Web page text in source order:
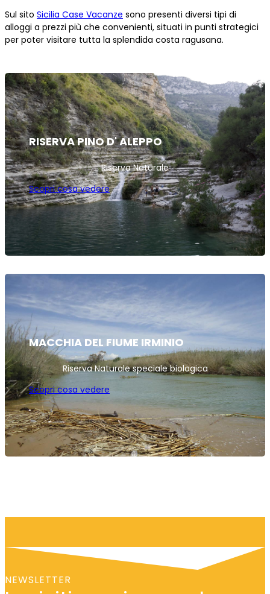
Sul sito Sicilia Case Vacanze sono presenti diversi tipi di
alloggi a prezzi più che convenienti, situati in punti strategici
per poter visitare tutta la splendida costa ragusana.
RISERVA PINO D' ALEPPO
Riserva Naturale
Scopri cosa vedere
MACCHIA DEL FIUME IRMINIO
Riserva Naturale speciale biologica
Scopri cosa vedere
NEWSLETTER